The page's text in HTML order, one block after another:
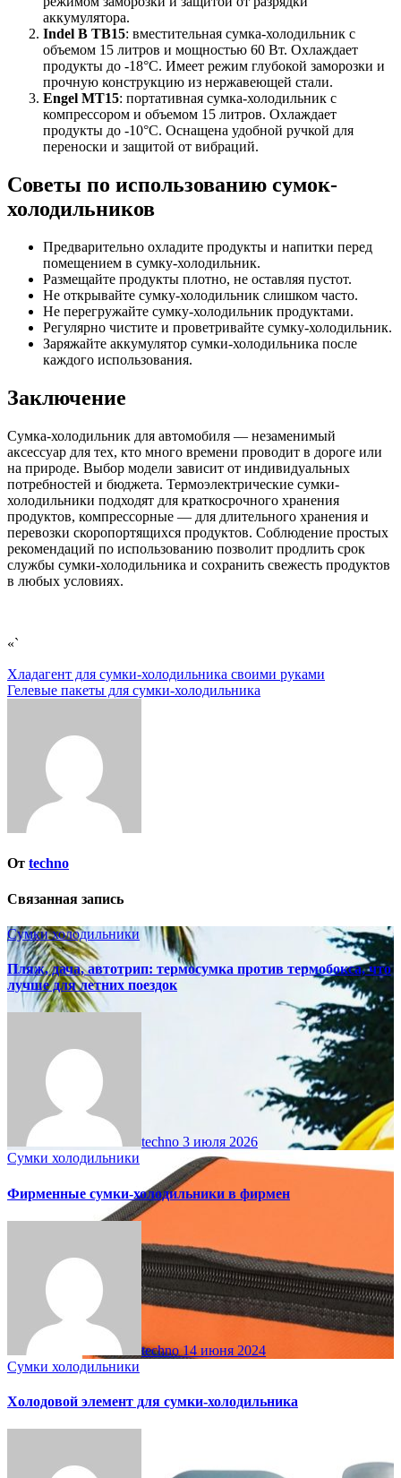
аккумулятора.
Indel B TB15: вместительная сумка-холодильник с
объемом 15 литров и мощностью 60 Вт. Охлаждает
продукты до -18°C. Имеет режим глубокой заморозки и
прочную конструкцию из нержавеющей стали.
Engel MT15: портативная сумка-холодильник с
компрессором и объемом 15 литров. Охлаждает
продукты до -10°C. Оснащена удобной ручкой для
переноски и защитой от вибраций.
Советы по использованию сумок-
холодильников
Предварительно охладите продукты и напитки перед
помещением в сумку-холодильник.
Размещайте продукты плотно, не оставляя пустот.
Не открывайте сумку-холодильник слишком часто.
Не перегружайте сумку-холодильник продуктами.
Регулярно чистите и проветривайте сумку-холодильник.
Заряжайте аккумулятор сумки-холодильника после
каждого использования.
Заключение
Сумка-холодильник для автомобиля — незаменимый
аксессуар для тех, кто много времени проводит в дороге или
на природе. Выбор модели зависит от индивидуальных
потребностей и бюджета. Термоэлектрические сумки-
холодильники подходят для краткосрочного хранения
продуктов, компрессорные — для длительного хранения и
перевозки скоропортящихся продуктов. Соблюдение простых
рекомендаций по использованию позволит продлить срок
службы сумки-холодильника и сохранить свежесть продуктов
в любых условиях.
«`
Навигация
по
Хладагент для сумки-холодильника своими руками
Гелевые пакеты для сумки-холодильника
От techno
Связанная запись
Сумки холодильники
Пляж, дача, автотрип: термосумка против термобокса, что
лучше для летних поездок
techno 3 июля 2026
Сумки холодильники
Фирменные сумки-холодильники в фирмен
techno14 июня 2024
Сумки холодильники
Холодовой элемент для сумки-холодильника